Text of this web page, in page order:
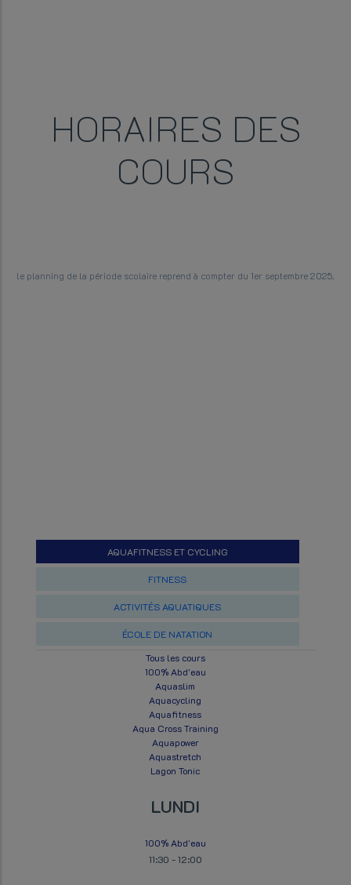
HORAIRES DES
COURS
le planning de la période scolaire reprend à compter du 1er septembre 2025.
AQUAFITNESS ET CYCLING
FITNESS
ACTIVITÉS AQUATIQUES
ÉCOLE DE NATATION
Tous les cours
100% Abd'eau
Aquaslim
Aquacycling
Aquafitness
Aqua Cross Training
Aquapower
Aquastretch
Lagon Tonic
LUNDI
100% Abd'eau
11:30 -12:00